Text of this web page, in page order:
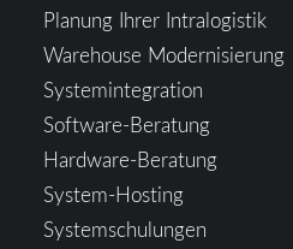
Planung Ihrer Intralogistik
Warehouse Modernisierung
Systemintegration
Software-Beratung
Hardware-Beratung
System-Hosting
Systemschulungen